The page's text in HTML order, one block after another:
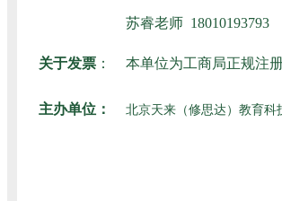
苏睿老师 18010193793
关于发票 ： 本单位为工商局正规注
主办单位： 北京天来（修思达）教育科